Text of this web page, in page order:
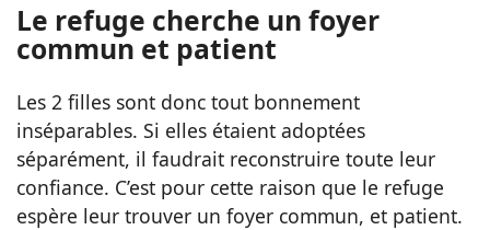
Le refuge cherche un foyer
commun et patient
Les 2 filles sont donc tout bonnement
inséparables. Si elles étaient adoptées
séparément, il faudrait reconstruire toute leur
confiance. C’est pour cette raison que le refuge
espère leur trouver un foyer commun, et patient.